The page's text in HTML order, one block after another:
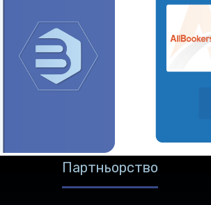
Партньорство